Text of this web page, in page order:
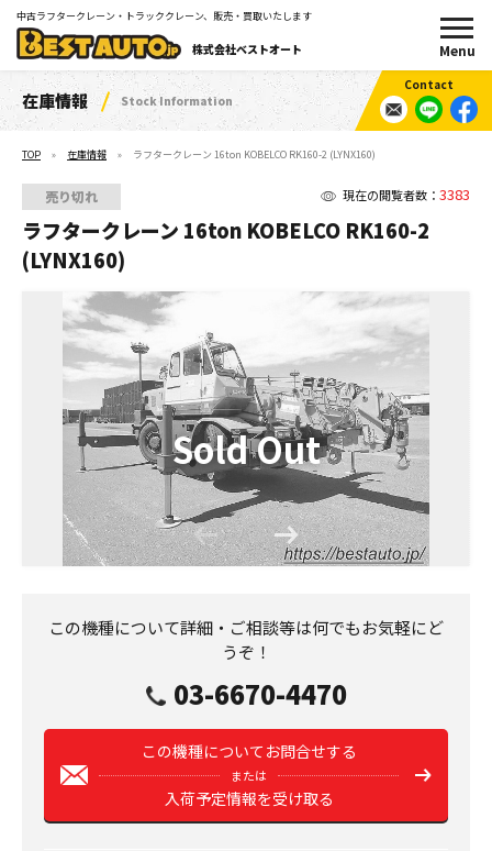
中古ラフタークレーン・トラッククレーン、販売・買取いたします
株式会社ベストオート
在庫情報 Stock Information
TOP 在庫情報 ラフタークレーン 16ton KOBELCO RK160-2 (LYNX160)
現在の閲覧者数： 3383
売り切れ
ラフタークレーン 16ton KOBELCO RK160-2
(LYNX160)
この機種について詳細・ご相談等は何でもお気軽にど
うぞ！
03-6670-4470
この機種についてお問合せする
または
入荷予定情報を受け取る